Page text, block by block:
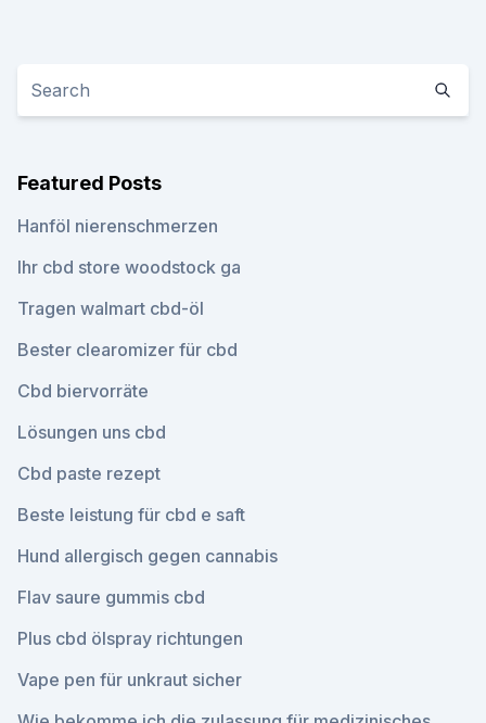
Featured Posts
Hanföl nierenschmerzen
Ihr cbd store woodstock ga
Tragen walmart cbd-öl
Bester clearomizer für cbd
Cbd biervorräte
Lösungen uns cbd
Cbd paste rezept
Beste leistung für cbd e saft
Hund allergisch gegen cannabis
Flav saure gummis cbd
Plus cbd ölspray richtungen
Vape pen für unkraut sicher